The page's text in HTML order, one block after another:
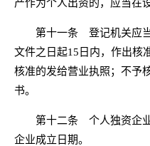
产作为个人出资的，应当在
第十一条 登记机关应当
文件之日起15日内，作出核
核准的发给营业执照；不予
书。
第十二条 个人独资企业
企业成立日期。